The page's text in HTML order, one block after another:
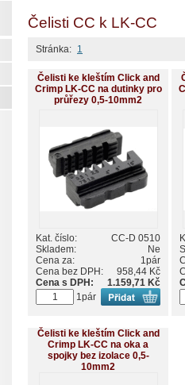
Čelisti CC k LK-CC
Stránka: 1
Čelisti ke kleštím Click and
Crimp LK-CC na dutinky pro
průřezy 0,5-10mm2
Kat. číslo:
CC-D 0510
Skladem:
Ne
Cena za:
1pár
Cena bez DPH:
958,44 Kč
Cena s DPH:
1.159,71 Kč
1pár
Čelisti ke kleštím Click and
Crimp LK-CC na oka a
spojky bez izolace 0,5-
10mm2